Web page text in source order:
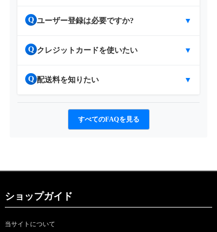
Q ユーザー登録は必要ですか? ▼
Q クレジットカードを使いたい ▼
Q 配送料を知りたい ▼
すべてのFAQを見る
ショップガイド
当サイトについて